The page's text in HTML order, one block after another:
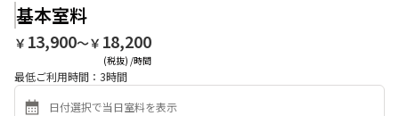
基本室料
￥ 13,900〜￥ 18,200
(税抜) /時間
最低ご利用時間： 3時間